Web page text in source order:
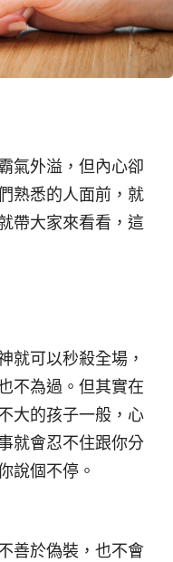
氣外溢，但內心卻
熟悉的人面前，就
帶大家來看看，這
就可以秒殺全場，
不為過。但其實在
大的孩子一般，心
就會忍不住跟你分
說個不停。
善於偽裝，也不會